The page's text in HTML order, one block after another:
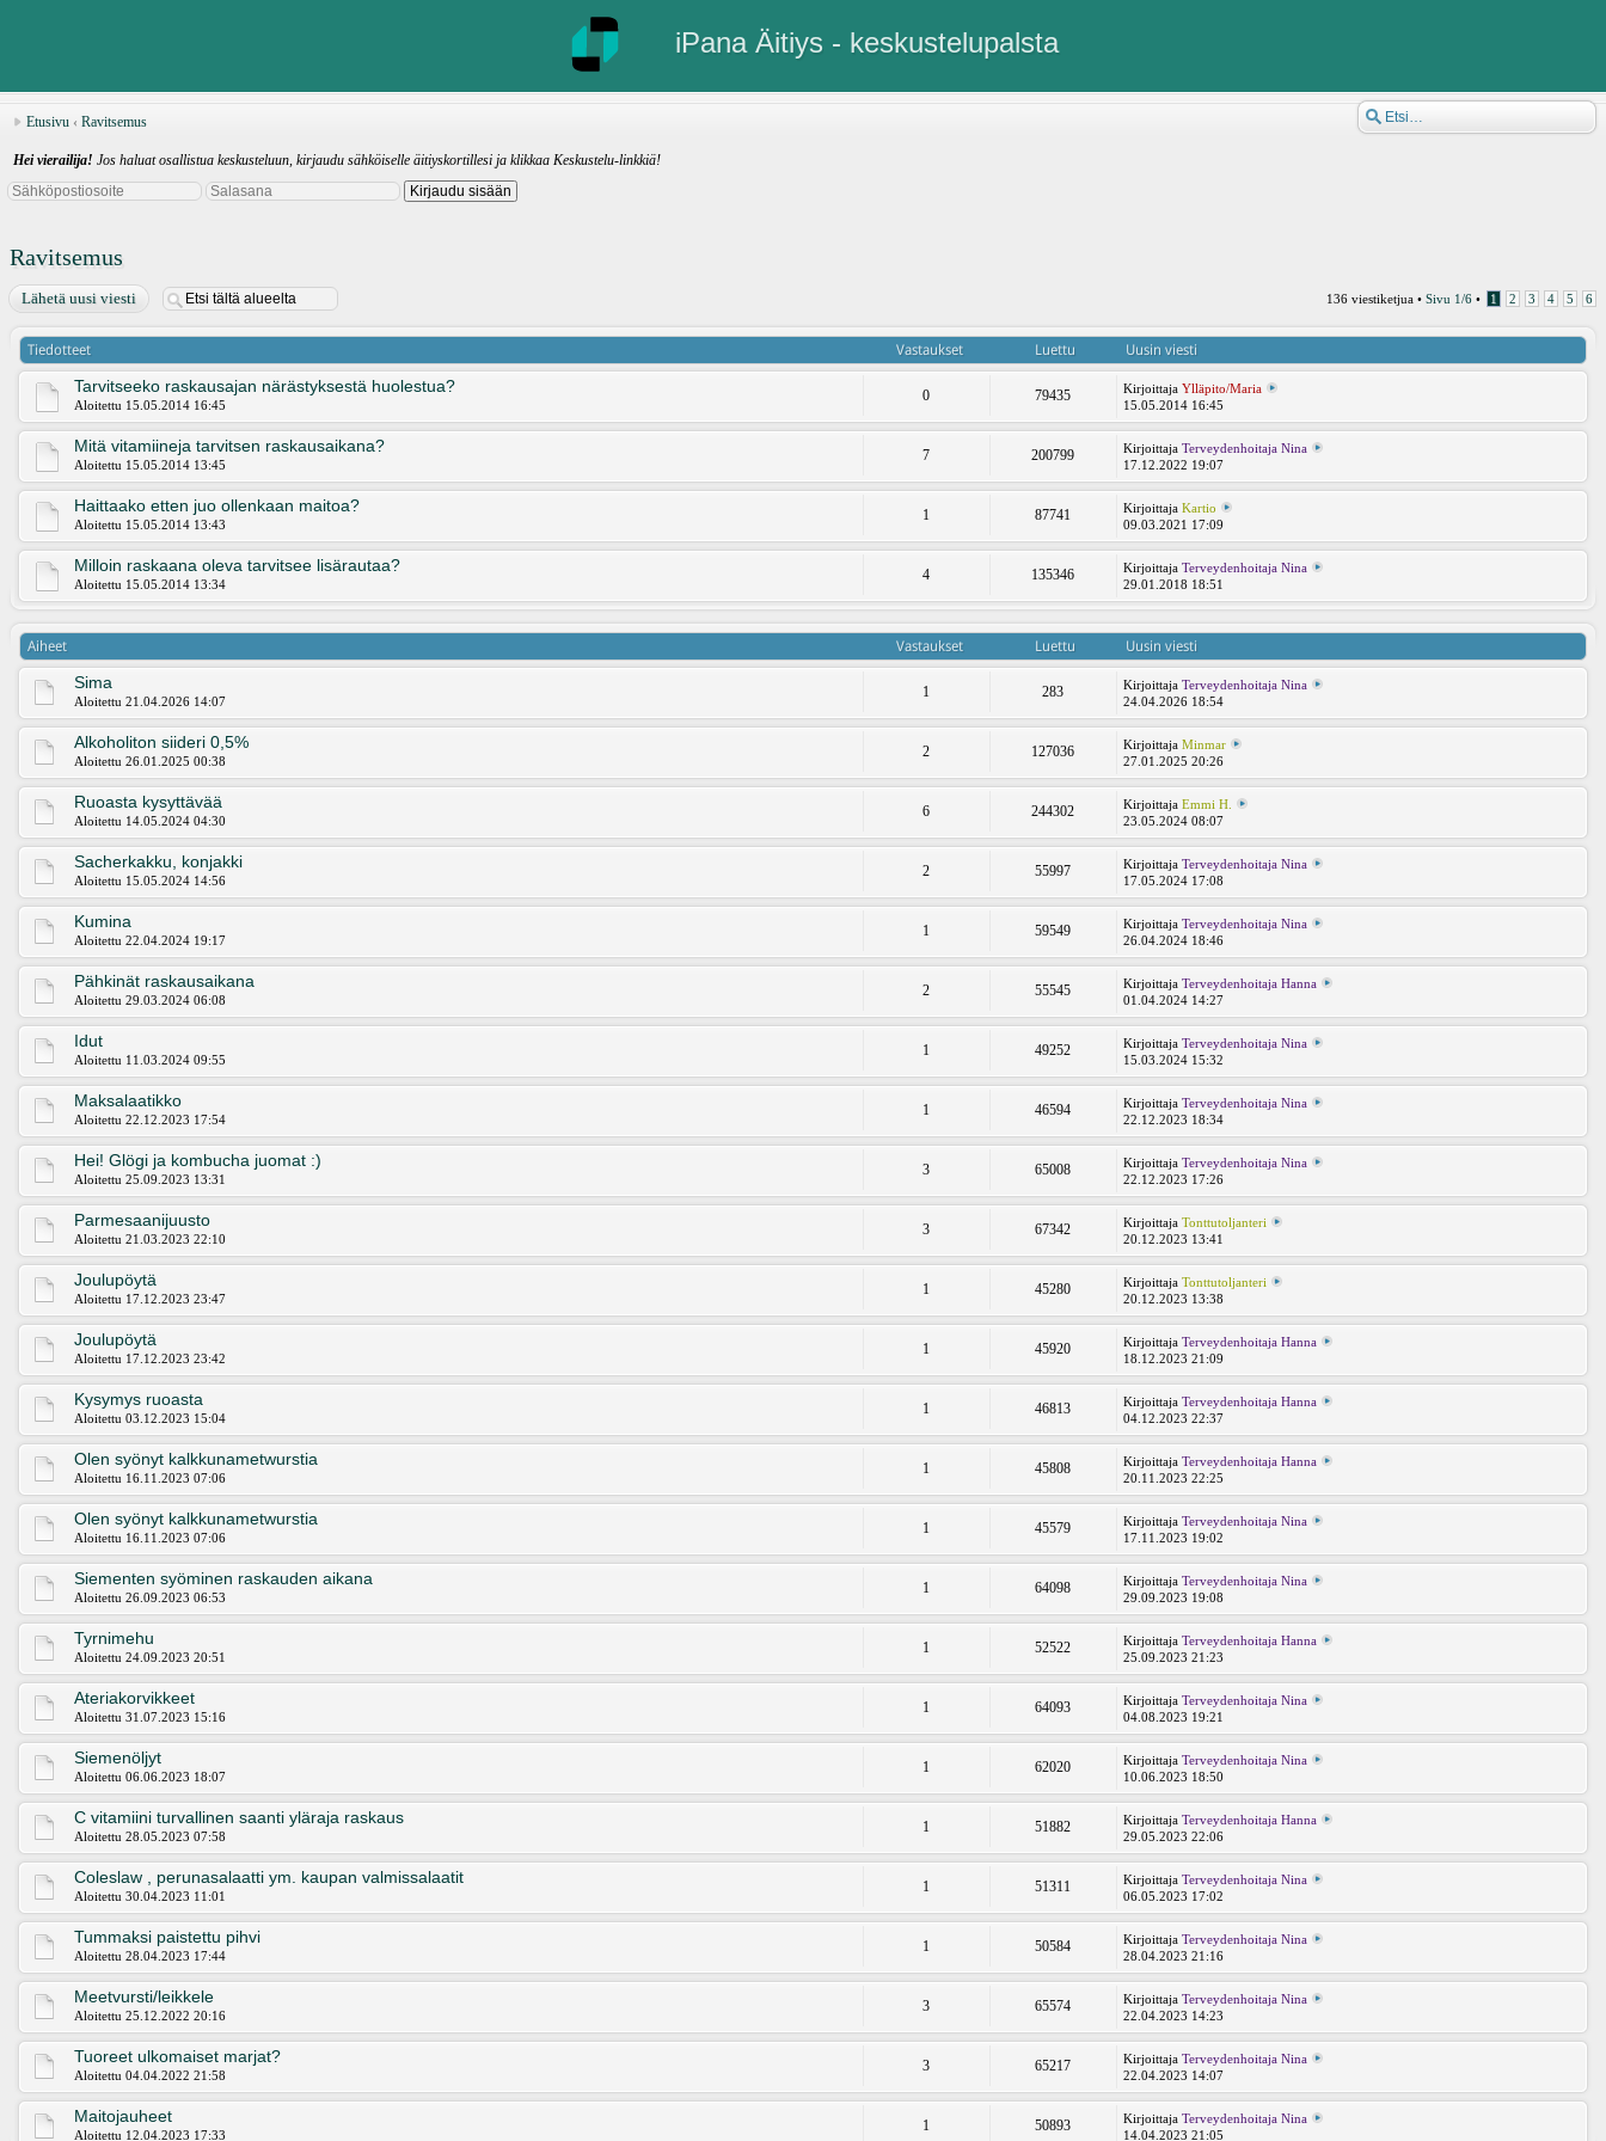
iPana Äitiys - keskustelupalsta
Etusivu ‹ Ravitsemus
Hei vierailija! Jos haluat osallistua keskusteluun, kirjaudu sähköiselle äitiyskortillesi ja klikkaa Keskustelu-linkkiä!
Ravitsemus
Lähetä uusi viesti 136 viestiketjua • Sivu 1/6 • 1 2 3 4 5 6
Tiedotteet Vastaukset Luettu Uusin viesti
Tarvitseeko raskausajan närästyksestä huolestua?
Aloitettu 15.05.2014 16:45
0 79435 Kirjoittaja Ylläpito/Maria
15.05.2014 16:45
Mitä vitamiineja tarvitsen raskausaikana?
Aloitettu 15.05.2014 13:45
7 200799 Kirjoittaja Terveydenhoitaja Nina
17.12.2022 19:07
Haittaako etten juo ollenkaan maitoa?
Aloitettu 15.05.2014 13:43
1 87741 Kirjoittaja Kartio
09.03.2021 17:09
Milloin raskaana oleva tarvitsee lisärautaa?
Aloitettu 15.05.2014 13:34
4 135346 Kirjoittaja Terveydenhoitaja Nina
29.01.2018 18:51
Aiheet Vastaukset Luettu Uusin viesti
Sima
Aloitettu 21.04.2026 14:07
1 283 Kirjoittaja Terveydenhoitaja Nina
24.04.2026 18:54
Alkoholiton siideri 0,5%
Aloitettu 26.01.2025 00:38
2 127036 Kirjoittaja Minmar
27.01.2025 20:26
Ruoasta kysyttävää
Aloitettu 14.05.2024 04:30
6 244302 Kirjoittaja Emmi H.
23.05.2024 08:07
Sacherkakku, konjakki
Aloitettu 15.05.2024 14:56
2 55997 Kirjoittaja Terveydenhoitaja Nina
17.05.2024 17:08
Kumina
Aloitettu 22.04.2024 19:17
1 59549 Kirjoittaja Terveydenhoitaja Nina
26.04.2024 18:46
Pähkinät raskausaikana
Aloitettu 29.03.2024 06:08
2 55545 Kirjoittaja Terveydenhoitaja Hanna
01.04.2024 14:27
Idut
Aloitettu 11.03.2024 09:55
1 49252 Kirjoittaja Terveydenhoitaja Nina
15.03.2024 15:32
Maksalaatikko
Aloitettu 22.12.2023 17:54
1 46594 Kirjoittaja Terveydenhoitaja Nina
22.12.2023 18:34
Hei! Glögi ja kombucha juomat :)
Aloitettu 25.09.2023 13:31
3 65008 Kirjoittaja Terveydenhoitaja Nina
22.12.2023 17:26
Parmesaanijuusto
Aloitettu 21.03.2023 22:10
3 67342 Kirjoittaja Tonttutoljanteri
20.12.2023 13:41
Joulupöytä
Aloitettu 17.12.2023 23:47
1 45280 Kirjoittaja Tonttutoljanteri
20.12.2023 13:38
Joulupöytä
Aloitettu 17.12.2023 23:42
1 45920 Kirjoittaja Terveydenhoitaja Hanna
18.12.2023 21:09
Kysymys ruoasta
Aloitettu 03.12.2023 15:04
1 46813 Kirjoittaja Terveydenhoitaja Hanna
04.12.2023 22:37
Olen syönyt kalkkunametwurstia
Aloitettu 16.11.2023 07:06
1 45808 Kirjoittaja Terveydenhoitaja Hanna
20.11.2023 22:25
Olen syönyt kalkkunametwurstia
Aloitettu 16.11.2023 07:06
1 45579 Kirjoittaja Terveydenhoitaja Nina
17.11.2023 19:02
Siementen syöminen raskauden aikana
Aloitettu 26.09.2023 06:53
1 64098 Kirjoittaja Terveydenhoitaja Nina
29.09.2023 19:08
Tyrnimehu
Aloitettu 24.09.2023 20:51
1 52522 Kirjoittaja Terveydenhoitaja Hanna
25.09.2023 21:23
Ateriakorvikkeet
Aloitettu 31.07.2023 15:16
1 64093 Kirjoittaja Terveydenhoitaja Nina
04.08.2023 19:21
Siemenöljyt
Aloitettu 06.06.2023 18:07
1 62020 Kirjoittaja Terveydenhoitaja Nina
10.06.2023 18:50
C vitamiini turvallinen saanti yläraja raskaus
Aloitettu 28.05.2023 07:58
1 51882 Kirjoittaja Terveydenhoitaja Hanna
29.05.2023 22:06
Coleslaw , perunasalaatti ym. kaupan valmissalaatit
Aloitettu 30.04.2023 11:01
1 51311 Kirjoittaja Terveydenhoitaja Nina
06.05.2023 17:02
Tummaksi paistettu pihvi
Aloitettu 28.04.2023 17:44
1 50584 Kirjoittaja Terveydenhoitaja Nina
28.04.2023 21:16
Meetvursti/leikkele
Aloitettu 25.12.2022 20:16
3 65574 Kirjoittaja Terveydenhoitaja Nina
22.04.2023 14:23
Tuoreet ulkomaiset marjat?
Aloitettu 04.04.2022 21:58
3 65217 Kirjoittaja Terveydenhoitaja Nina
22.04.2023 14:07
Maitojauheet
Aloitettu 12.04.2023 17:33
1 50893 Kirjoittaja Terveydenhoitaja Nina
14.04.2023 21:05